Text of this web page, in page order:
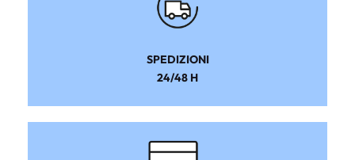
SPEDIZIONI
24/48 H